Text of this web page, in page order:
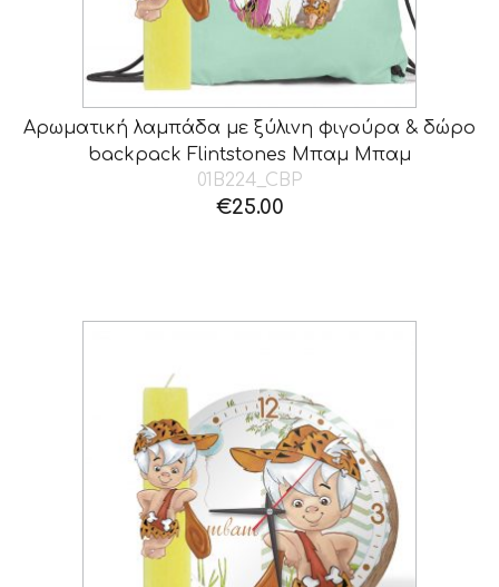
Αρωματική λαμπάδα με ξύλινη φιγούρα & δώρο
backpack Flintstones Μπαμ Μπαμ
01B224_CBP
€25.00